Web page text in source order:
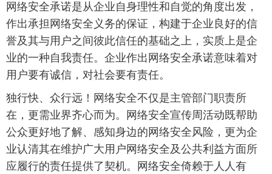
网络安全承诺是从企业自身理性和自觉的角度出发，
作出承担网络安全义务的保证，构建于企业良好的信
誉及其与用户之间彼此信任的基础之上，实质上是企
业的一种自我责任。企业作出网络安全承诺意味着对
用户要有诚信，对社会要有责任。
独行快、众行远！网络安全不仅是主管部门职责所
在，更需业界齐心而为。网络安全宣传周活动既帮助
公众更好地了解、感知身边的网络安全风险，更为企
业认清其在维护广大用户网络安全及公共利益方面所
应履行的责任提供了契机。网络安全倚赖于人人有